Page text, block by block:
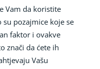
Vam da koristite
pozajmice koje se
faktor i ovakve
znači da ćete ih
Vašu